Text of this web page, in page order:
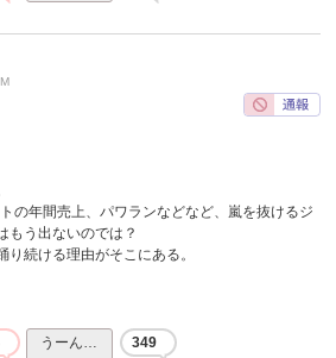
の年間売上、パワランなどなど、嵐を抜けるジ
もう出ないのでは？
り続ける理由がそこにある。
うーん… 349